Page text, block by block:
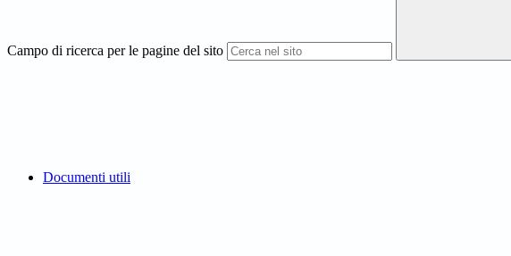
Campo di ricerca per le pagine del sito
Documenti utili